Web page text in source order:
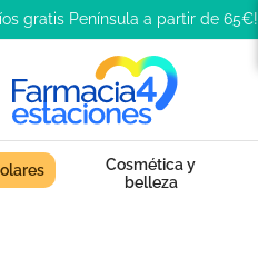
gratis Península a partir de 65€!
Cosmética y
belleza